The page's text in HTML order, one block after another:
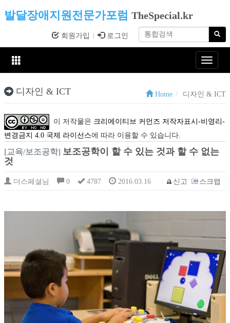
발달장애지원전문가포럼 TheSpecial.kr
회원가입 로그인
Toggle
디자인 & ICT Home 디자인 & ICT
이 저작물은 크리에이티브 커먼즈 저작자표시-비영리-
변경금지 4.0 국제 라이선스에 따라 이용할 수 있습니다.
[교육/보조공학] 보조공학이 할 수 있는 것과 할 수 없는
것
더스페셜님 0 4787 2016.03.16 신고 스크랩